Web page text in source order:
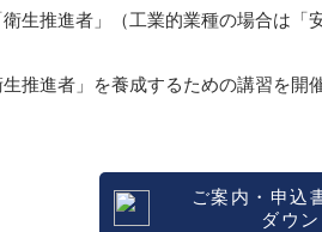
生推進者」（工業的業種の場合は
推進者」を養成するための講習を開
ご案内・申込
ダウ